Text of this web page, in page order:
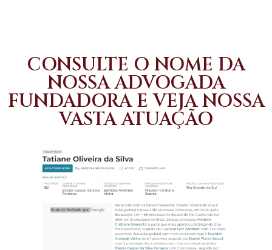
CONSULTE O NOME DA
NOSSA ADVOGADA
FUNDADORA E VEJA NOSSA
VASTA ATUAÇÃO